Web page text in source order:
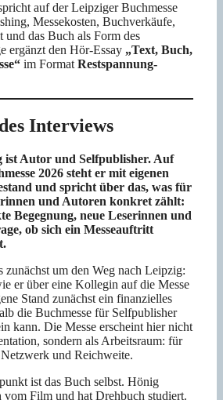
auf der Leipziger Buchmesse
Messekosten, Buchverkäufe,
das Buch als Form des
ergänzt den Hör-Essay „Text, Buch,
im Format Restspannung-
Interviews
ist Autor und Selfpublisher. Auf
2026 steht er mit eigenen
und spricht über das, was für
und Autoren konkret zählt:
Begegnung, neue Leserinnen und
ob sich ein Messeauftritt
zunächst um den Weg nach Leipzig:
er über eine Kollegin auf die Messe
Stand zunächst ein finanzielles
die Buchmesse für Selfpublisher
kann. Die Messe erscheint hier nicht
sondern als Arbeitsraum: für
und Reichweite.
ist das Buch selbst. Hönig
Film und hat Drehbuch studiert.